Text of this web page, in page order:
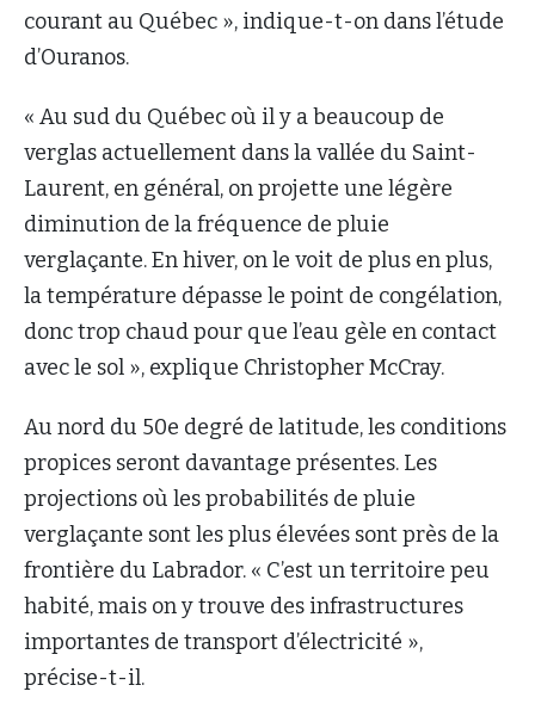
courant au Québec », indique-t-on dans l’étude
d’Ouranos.
« Au sud du Québec où il y a beaucoup de
verglas actuellement dans la vallée du Saint-
Laurent, en général, on projette une légère
diminution de la fréquence de pluie
verglaçante. En hiver, on le voit de plus en plus,
la température dépasse le point de congélation,
donc trop chaud pour que l’eau gèle en contact
avec le sol », explique Christopher McCray.
Au nord du 50e degré de latitude, les conditions
propices seront davantage présentes. Les
projections où les probabilités de pluie
verglaçante sont les plus élevées sont près de la
frontière du Labrador. « C’est un territoire peu
habité, mais on y trouve des infrastructures
importantes de transport d’électricité »,
précise-t-il.